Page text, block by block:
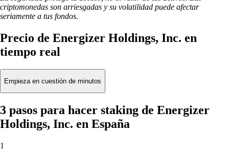
criptomonedas son arriesgadas y su volatilidad puede afectar
seriamente a tus fondos.
Precio de Energizer Holdings, Inc. en
tiempo real
Empieza en cuestión de minutos
3 pasos para hacer staking de Energizer
Holdings, Inc. en España
1